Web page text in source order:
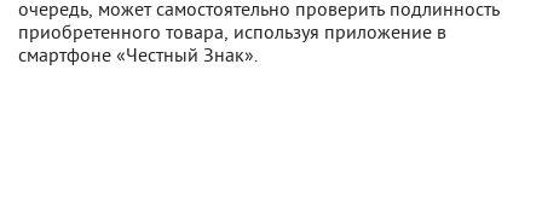
очередь, может самостоятельно проверить подлинность
приобретенного товара, используя приложение в
смартфоне «Честный Знак».